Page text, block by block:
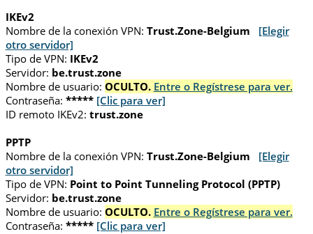
IKEv2
Nombre de la conexión VPN: Trust.Zone-Belgium
[Elegir
otro servidor]
Tipo de VPN: IKEv2
Servidor: be.trust.zone
Nombre de usuario: OCULTO. Entre o Regístrese para ver.
Contraseña: ***** [Clic para ver]
ID remoto IKEv2: trust.zone
PPTP
Nombre de la conexión VPN: Trust.Zone-Belgium
[Elegir
otro servidor]
Tipo de VPN: Point to Point Tunneling Protocol (PPTP)
Servidor: be.trust.zone
Nombre de usuario: OCULTO. Entre o Regístrese para ver.
Contraseña: ***** [Clic para ver]